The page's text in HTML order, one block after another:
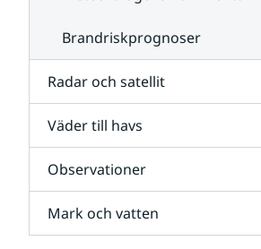
Brandriskprognoser
Radar och satellit
Väder till havs
Observationer
Mark och vatten